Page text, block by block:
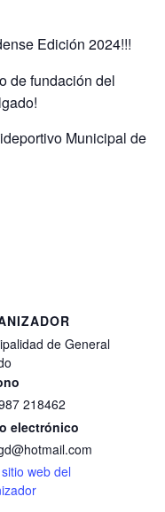
Edición 2024!!!
de fundación del
Municipal de
de General
218462
electrónico
web del